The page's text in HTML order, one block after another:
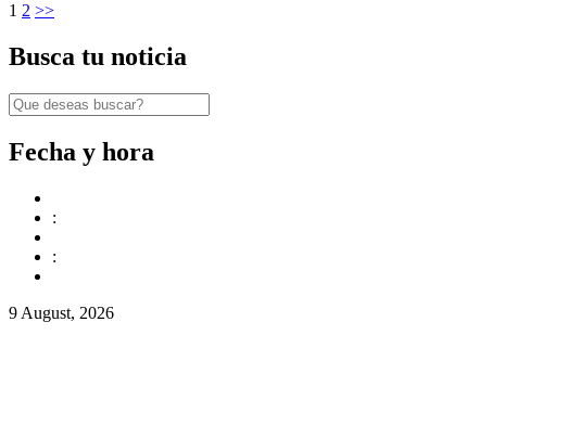
1 2 >>
Busca tu noticia
Fecha y hora
:
:
9 August, 2026